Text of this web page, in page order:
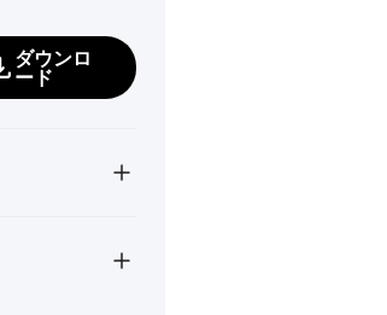
ダウンロ
ード